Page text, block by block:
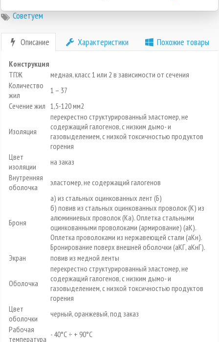
Советуем
Описание Характеристики Похожие товары
Конструкция
ТПЖ
медная, класс 1 или 2 в зависимости от сечения
Количество
жил
1 – 37
Сечение жил 1,5-120 мм2
Изоляция
перекрестно структурированный эластомер, не
содержащий галогенов, с низким дымо- и
газовыделением, с низкой токсичностью продуктов
горения
Цвет
изоляции
на заказ
Внутренняя
оболочка
эластомер, не содержащий галогенов
Броня
а) из стальных оцинкованных лент (Б)
б) повив из стальных оцинкованных проволок (К) из
алюминиевых проволок (Ка). Оплетка стальными
оцинкованными проволоками (армирование) (аК).
Оплетка проволоками из нержавеющей стали (аКн).
Бронирование поверх внешней оболочки (аКГ, аКнГ).
Экран
повив из медной ленты
Оболочка
перекрестно структурированный эластомер, не
содержащий галогенов, с низким дымо- и
газовыделением, с низкой токсичностью продуктов
горения
Цвет
оболочки
черный, оранжевый, под заказ
Рабочая
температура - 40°С ÷ + 90°С